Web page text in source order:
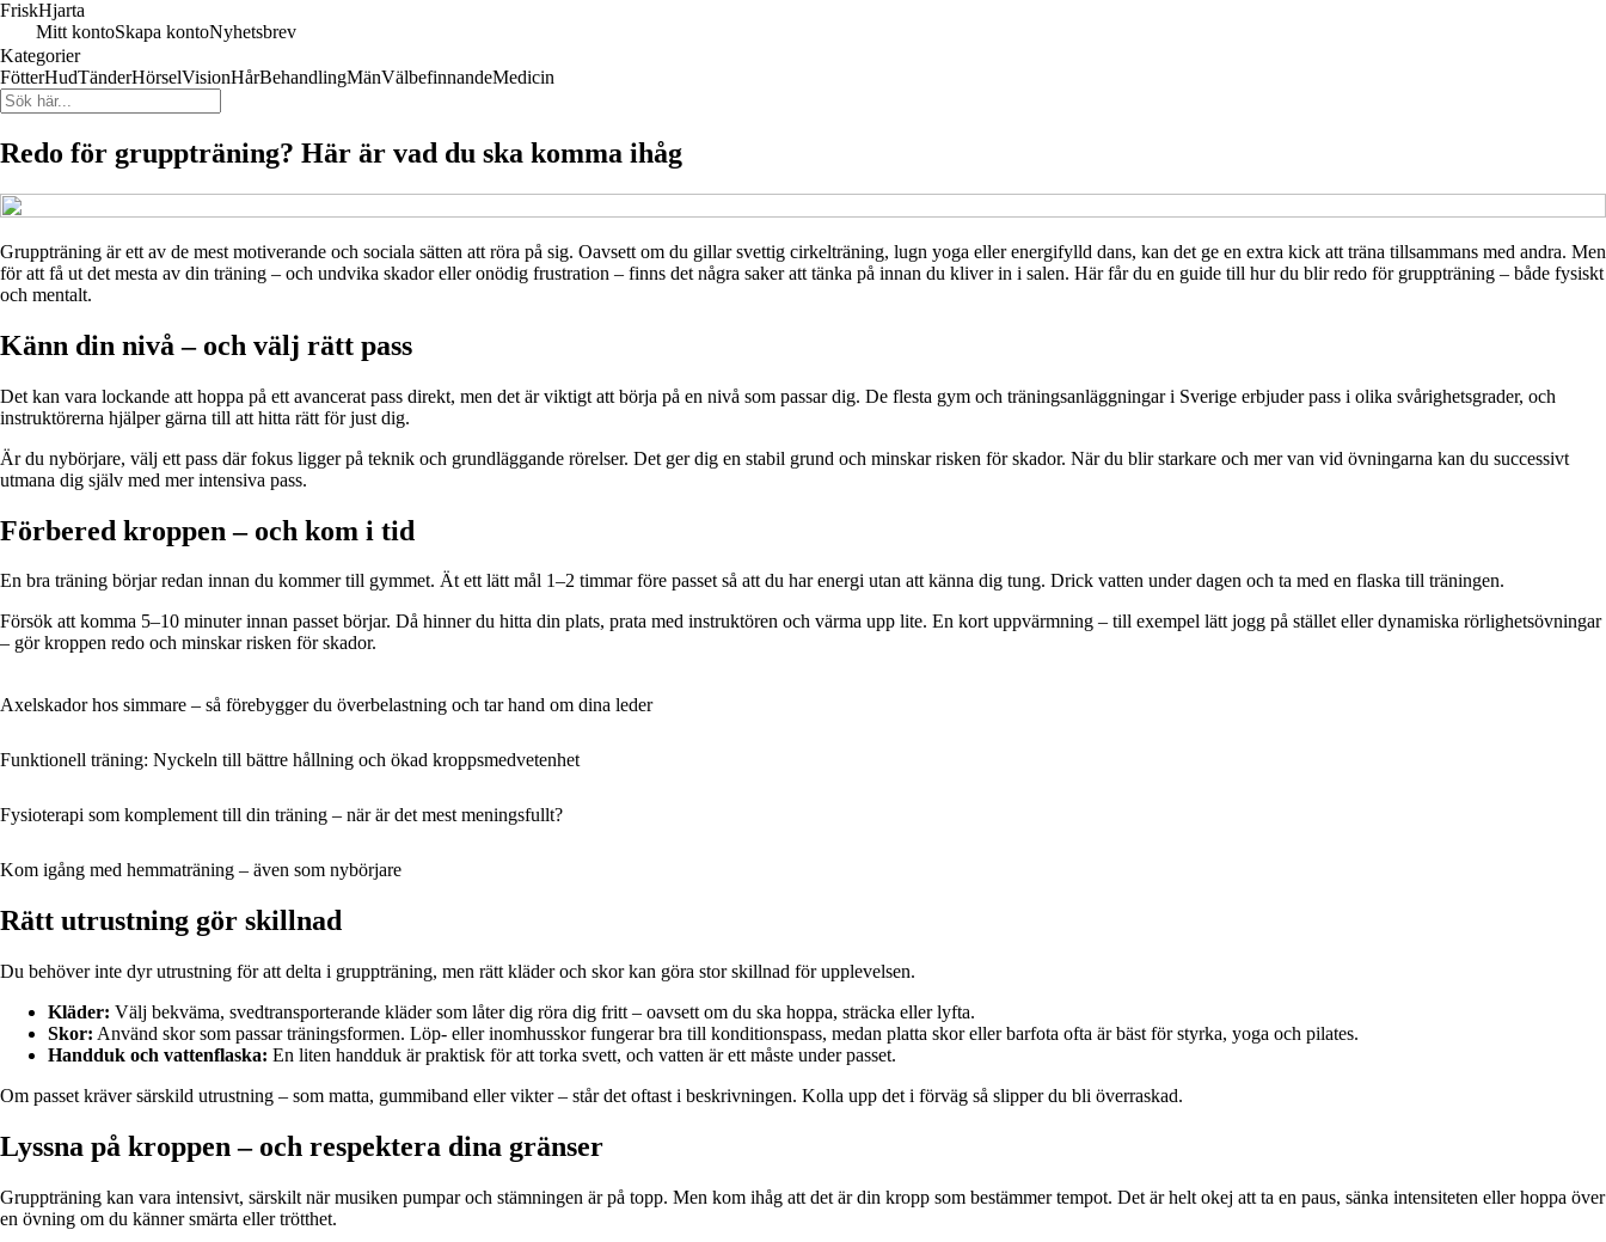
FriskHjarta
Mitt kontoSkapa kontoNyhetsbrev
Kategorier
FötterHudTänderHörselVisionHårBehandlingMänVälbefinnandeMedicin
Redo för gruppträning? Här är vad du ska komma ihåg
Gruppträning är ett av de mest motiverande och sociala sätten att röra på sig. Oavsett om du gillar svettig cirkelträning, lugn yoga eller energifylld dans, kan det ge en extra kick att träna tillsammans med andra. Men
för att få ut det mesta av din träning – och undvika skador eller onödig frustration – finns det några saker att tänka på innan du kliver in i salen. Här får du en guide till hur du blir redo för gruppträning – både fysiskt
och mentalt.
Känn din nivå – och välj rätt pass
Det kan vara lockande att hoppa på ett avancerat pass direkt, men det är viktigt att börja på en nivå som passar dig. De flesta gym och träningsanläggningar i Sverige erbjuder pass i olika svårighetsgrader, och
instruktörerna hjälper gärna till att hitta rätt för just dig.
Är du nybörjare, välj ett pass där fokus ligger på teknik och grundläggande rörelser. Det ger dig en stabil grund och minskar risken för skador. När du blir starkare och mer van vid övningarna kan du successivt
utmana dig själv med mer intensiva pass.
Förbered kroppen – och kom i tid
En bra träning börjar redan innan du kommer till gymmet. Ät ett lätt mål 1–2 timmar före passet så att du har energi utan att känna dig tung. Drick vatten under dagen och ta med en flaska till träningen.
Försök att komma 5–10 minuter innan passet börjar. Då hinner du hitta din plats, prata med instruktören och värma upp lite. En kort uppvärmning – till exempel lätt jogg på stället eller dynamiska rörlighetsövningar
– gör kroppen redo och minskar risken för skador.
Axelskador hos simmare – så förebygger du överbelastning och tar hand om dina leder
Funktionell träning: Nyckeln till bättre hållning och ökad kroppsmedvetenhet
Fysioterapi som komplement till din träning – när är det mest meningsfullt?
Kom igång med hemmaträning – även som nybörjare
Rätt utrustning gör skillnad
Du behöver inte dyr utrustning för att delta i gruppträning, men rätt kläder och skor kan göra stor skillnad för upplevelsen.
Kläder: Välj bekväma, svedtransporterande kläder som låter dig röra dig fritt – oavsett om du ska hoppa, sträcka eller lyfta.
Skor: Använd skor som passar träningsformen. Löp- eller inomhusskor fungerar bra till konditionspass, medan platta skor eller barfota ofta är bäst för styrka, yoga och pilates.
Handduk och vattenflaska: En liten handduk är praktisk för att torka svett, och vatten är ett måste under passet.
Om passet kräver särskild utrustning – som matta, gummiband eller vikter – står det oftast i beskrivningen. Kolla upp det i förväg så slipper du bli överraskad.
Lyssna på kroppen – och respektera dina gränser
Gruppträning kan vara intensivt, särskilt när musiken pumpar och stämningen är på topp. Men kom ihåg att det är din kropp som bestämmer tempot. Det är helt okej att ta en paus, sänka intensiteten eller hoppa över
en övning om du känner smärta eller trötthet.